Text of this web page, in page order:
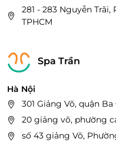
281 - 283 Nguyễn
TPHCM
Spa Trần
Hà Nội
301 Giảng Võ, quận
20 giảng võ, phường
số 43 giảng Võ,